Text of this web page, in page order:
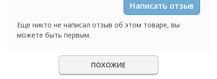
Написать отзыв
Еще никто не написал отзыв об этом товаре, вы
можете быть первым.
ПОХОЖИЕ